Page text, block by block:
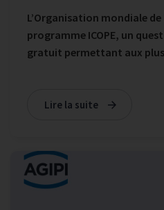
L’Organisation mondiale
programme ICOPE, un
gratuit permettant aux plus
Lire la suite